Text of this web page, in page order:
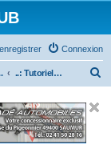
Connexion
..: Tutoriels (CX5) :..